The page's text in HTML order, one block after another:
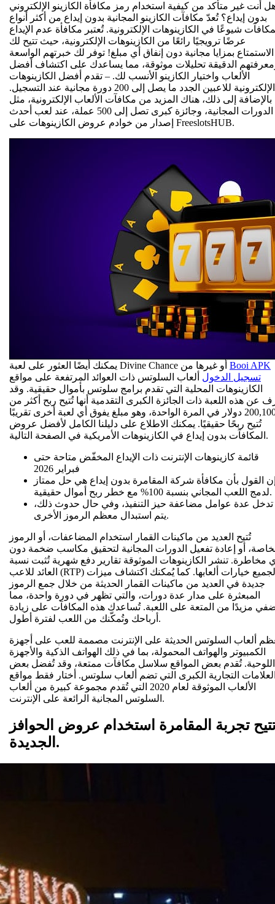
أنت غير متأكد من كيفية استخدام رمز مكافأة الكازينو الإلكتروني
بدون إيداع؟ تُعدّ مكافآت الكازينو المجانية بدون إيداع من أكثر أنواع
شيوعًا في الكازينوهات الإلكترونية. تُعتبر مكافأة عدم الإيداع
عرضًا ترويجيًا رائعًا من الكازينوهات الإلكترونية، حيث تتيح لك
الاستمتاع بمزايا مجانية دون إنفاق أي مبلغ! توفر لك خبرتهم الواسعة
الدقيقة تحليلات موثوقة، مما يساعدك على اكتشاف أفضل
الألعاب واختيار الكازينو الأنسب لك. – تقدم أفضل الكازينوهات
الإلكترونية للاعبين الجدد ما يصل إلى 200 دورة مجانية عند التسجيل.
بالإضافة إلى ذلك، هناك المزيد من مكافآت الألعاب الإلكترونية، مثل
الدورات المجانية، وجائزة كبرى تصل إلى 500 عملة، عند لعب أحدث
إصدار من خوادم عروض الكازينوهات على FreeslotsHUB.
Booi APK
تسجيل الدخول ألعاب السلوتس ذات العوائد المرتفعة على مواقع
الكازينوهات المحلية التي تقدم برامج سلوتس بأموال حقيقية. وقد
عن هذه اللعبة ذات الجائزة الكبرى التقدمية أنها تُتيح ربح أكثر من
200,100 دولار في المرة الواحدة، وهو مبلغ يفوق أي لعبة أخرى تقريبًا
تُتيح ربحًا حقيقيًا. يمكنك الاطلاع على دليلنا الكامل لأفضل عروض
المكافآت بدون إيداع في الكازينوهات الأمريكية في الصفحة التالية.
قائمة كازينوهات الإنترنت ذات الإيداع المخفّض متاحة حتى
فبراير 2026
القول بأن مكافأة شركة المقامرة بدون إيداع هي حل ممتاز
لدمج اللعب المجاني بنسبة 100% مع خطر ربح أموال حقيقية.
تدخل عدة عوامل مضاعفة حيز التنفيذ، وفي حال حدوث ذلك،
يتم استبدال معظم الرموز الأخرى.
تُتيح العديد من ماكينات القمار استخدام المضاعفات، أو الرموز
أو إعادة تفعيل الدورات المجانية لتحقيق مكاسب ضخمة دون
مخاطرة. تنشر الكازينوهات الموثوقة تقارير دفع شهرية تُثبت نسبة
العائد للاعب (RTP) لجميع خيارات ألعابها. كما يُمكنك اكتشاف ميزات
جديدة في العديد من ماكينات القمار الحديثة من خلال جمع الرموز
المبعثرة على مدار عدة دورات، والتي تظهر في دورة واحدة، مما
مزيدًا من المتعة على اللعبة. تُساعدك هذه المكافآت على زيادة
أرباحك وتُمكّنك من اللعب لفترة أطول.
ألعاب السلوتس الحديثة على الإنترنت مصممة للعب على أجهزة
الكمبيوتر والهواتف المحمولة، بما في ذلك الهواتف الذكية والأجهزة
اللوحية. تُقدم بعض المواقع سلاسل مكافآت ممتعة، وقد تُفضل بعض
التجارية الكبرى التي تضم ألعاب سلوتس. أختار فقط مواقع
الألعاب الموثوقة لعام 2020 التي تُقدم مجموعة كبيرة من ألعاب
السلوتس المجانية الرائعة على الإنترنت.
تجربة المقامرة استخدام عروض الحوافز
الجديدة.